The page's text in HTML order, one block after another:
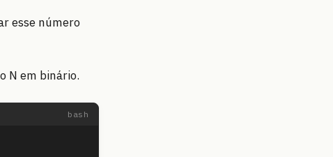
esse número
N em binário.